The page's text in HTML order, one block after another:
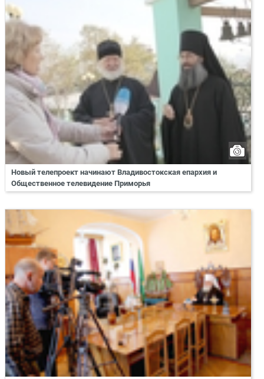
Новый телепроект начинают Владивостокская епархия и
Общественное телевидение Приморья